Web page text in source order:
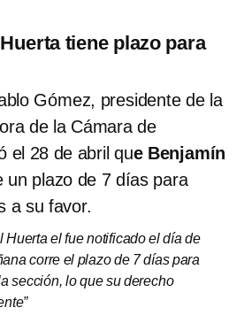
tiene plazo para
Gómez, presidente de la
de la Cámara de
el 28 de abril que Benjamín
un plazo de 7 días para
a su favor.
Huerta el fue notificado el día de
corre el plazo de 7 días para
sección, lo que su derecho